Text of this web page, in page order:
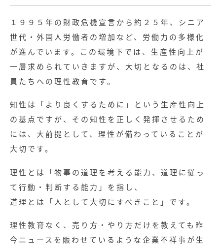
１９９５年の財政危機宣言から約２５年、シニア
世代・外国人労働者の増加など、労働力の多様化
が進んでいます。この環境下では、生産性向上が
一層求められていきますが、大切となるのは、社
員たちへの理性教育です。
知性は「より良くするために」という生産性向上
の基点ですが、その知性を正しく発揮させるため
には、大前提として、理性が備わっていることが
大切です。
理性とは「物事の道理を考える能力、道理に従っ
て行動・判断する能力」を指し、
道理とは「人として大切にすべきこと」です。
理性教育なく、売り方・やり方だけを教えても昨
今ニュースを賑わせているような企業不祥事が生